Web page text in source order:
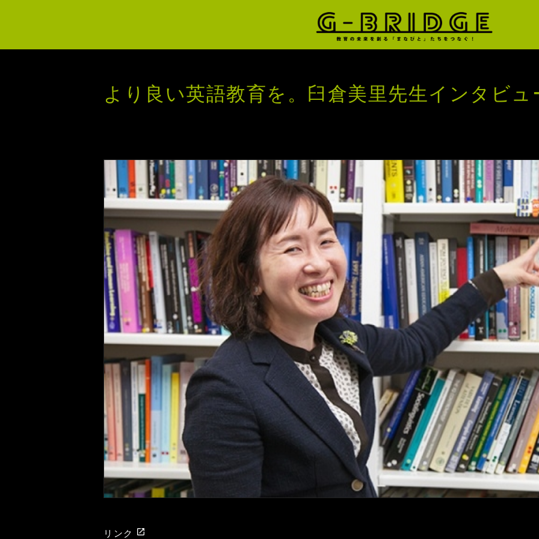
より良い英語教育を。臼倉美里先生インタビュ
リンク launch